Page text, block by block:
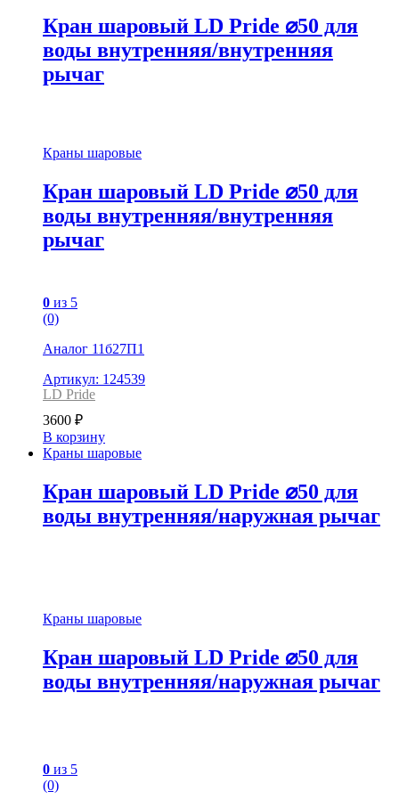
Кран шаровый LD Pride ⌀50 для
воды внутренняя/внутренняя
рычаг
Краны шаровые
Кран шаровый LD Pride ⌀50 для
воды внутренняя/внутренняя
рычаг
0 из 5
(0)
Аналог 11б27П1
Артикул: 124539
LD Pride
3600 ₽
В корзину
Краны шаровые
Кран шаровый LD Pride ⌀50 для
воды внутренняя/наружная рычаг
Краны шаровые
Кран шаровый LD Pride ⌀50 для
воды внутренняя/наружная рычаг
0 из 5
(0)